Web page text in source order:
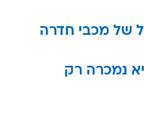
של מכבי חדרה
3 חדרים והיא נמכרה רק